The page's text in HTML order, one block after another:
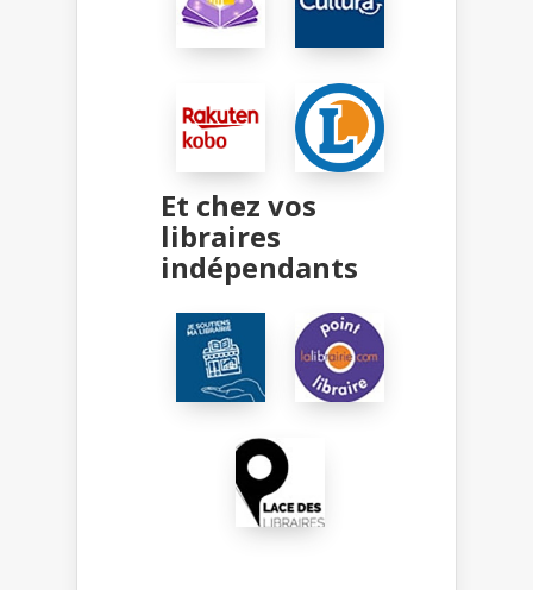
Et chez vos
libraires
indépendants